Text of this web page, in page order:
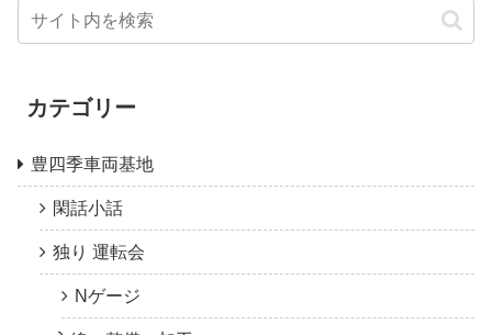
カテゴリー
豊四季車両基地
閑話小話
独り 運転会
Nゲージ